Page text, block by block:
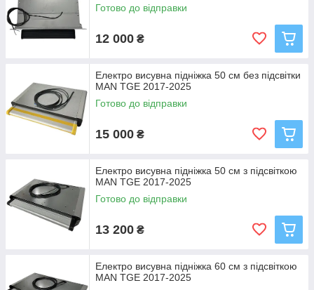
Готово до відправки
12 000 ₴
Електро висувна підніжка 50 см без підсвітки
MAN TGE 2017-2025
Готово до відправки
15 000 ₴
Електро висувна підніжка 50 см з підсвіткою
MAN TGE 2017-2025
Готово до відправки
13 200 ₴
Електро висувна підніжка 60 см з підсвіткою
MAN TGE 2017-2025